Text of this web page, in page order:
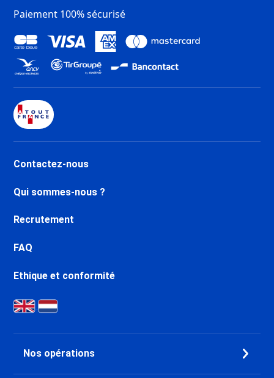
Dernière Minute Tignes Val
Claret
Dernière Minute Tignes 2100 Le
Lac
Dernière Minute Val d’Isère
Centre
Dernière Minute Val d’Isère Le
Dernière Minute Val d’Isère La
Termignon
Dernière Minute Val Cenis
Paiement 100% sécurisé
Contactez-nous
Qui sommes-nous ?
Recrutement
FAQ
Ethique et conformité
Nos opérations